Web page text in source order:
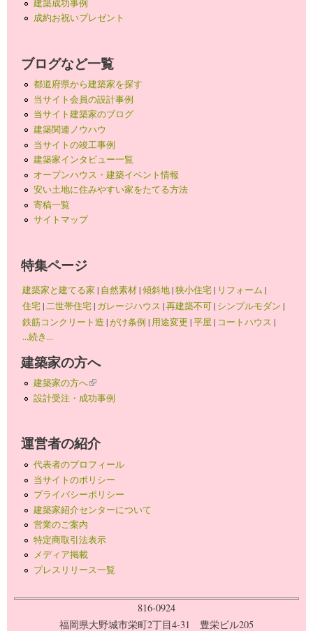
建築成功事例
成約お祝いプレゼント
ブログなど一覧
都道府県から建築家を探す
当サイト会員の設計事例
当サイト建築家のブログ
建築関連ノウハウ
当サイトの竣工事例
建築家インタビュー一覧
オープンハウス・建築イベント情報
安い土地に住みやすい家をたてる方法
寄稿一覧
サイトマップ
特集ページ
建築家と建てる家 | 自然素材|傾斜地|狭小住宅| リフォーム |
住宅|二世帯住宅| ガレージハウス |再建築不可| シンプルモダン |
鉄筋コンクリート造 |がけ条例 | 用途変更 |平屋 | コートハウス |
...続き...
建築家の方へ
建築家の方へ(link is external)
設計受注・成功事例
運営者の紹介
代表者のプロフィール
当サイトのポリシー
プライバシーポリシー
建築家紹介センターについて
営業のご案内
特定商取引法表示
メディア掲載
プレスリリース一覧
816-0924
福岡県大野城市栄町2丁目4-31 豊栄ビル205